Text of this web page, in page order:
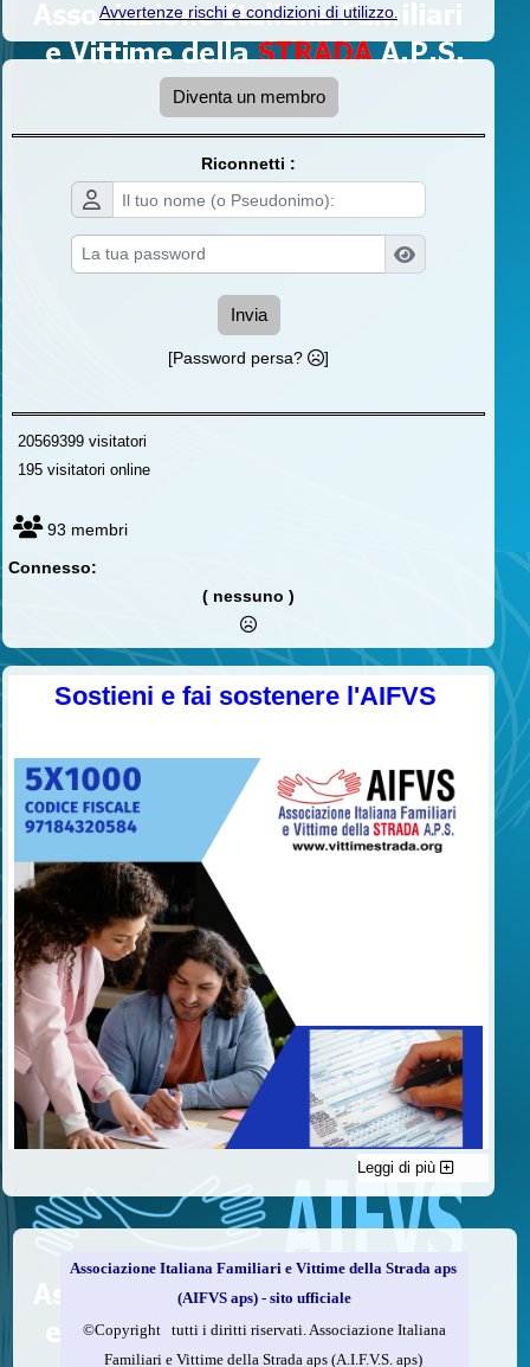
Avvertenze rischi e condizioni di utilizzo.
Diventa un membro
Riconnetti :
Invia
[Password persa? ]
20569399 visitatori
195 visitatori online
93 membri
Connesso:
( nessuno )
Sostieni e fai sostenere l'AIFVS
C'è un modo di contribuire alle attività dell’A.I.F.V.S. a favore
delle vittime della strada e per dare giustizia ai superstiti ed ai
loro familiari che non costa nulla: devolvere il 5 per mille della
Come fare
Compila la scheda CUD o del modello 730.
Firma nel riquadro indicato come “Sostegno delle
Leggi di più
Associazione Italiana Familiari e Vittime della Strada aps
(AIFVS aps) - sito ufficiale
©​Copyright tutti i diritti riservati. Associazione Italiana
Familiari e Vittime della Strada aps (A.I.F.V.S. aps)